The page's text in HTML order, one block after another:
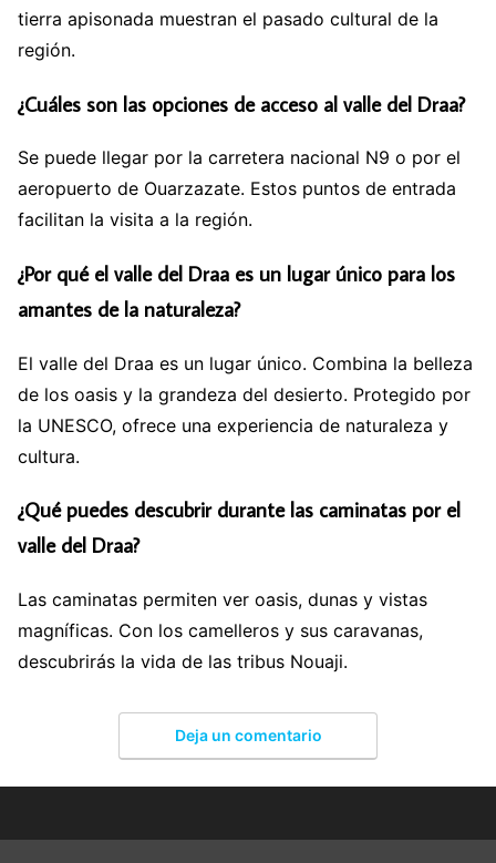
tierra apisonada muestran el pasado cultural de la
región.
¿Cuáles son las opciones de acceso al valle del Draa?
Se puede llegar por la carretera nacional N9 o por el
aeropuerto de Ouarzazate. Estos puntos de entrada
facilitan la visita a la región.
¿Por qué el valle del Draa es un lugar único para los
amantes de la naturaleza?
El valle del Draa es un lugar único. Combina la belleza
de los oasis y la grandeza del desierto. Protegido por
la UNESCO, ofrece una experiencia de naturaleza y
cultura.
¿Qué puedes descubrir durante las caminatas por el
valle del Draa?
Las caminatas permiten ver oasis, dunas y vistas
magníficas. Con los camelleros y sus caravanas,
descubrirás la vida de las tribus Nouaji.
Deja un comentario